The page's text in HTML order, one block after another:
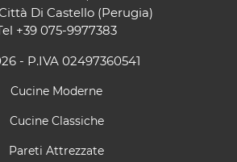
Di Castello (Perugia)
+39 075-9977383
- P.IVA 02497360541
Cucine Moderne
Cucine Classiche
Pareti Attrezzate